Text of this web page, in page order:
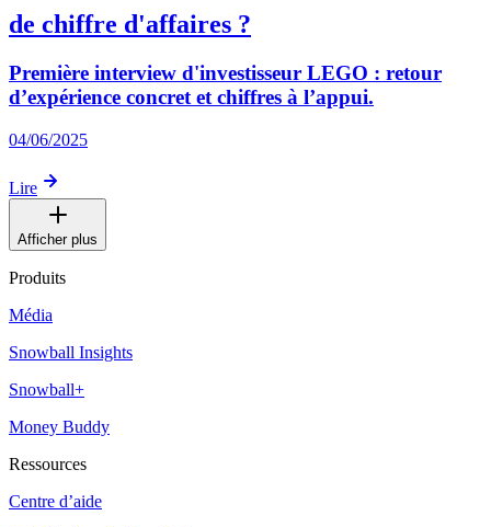
de chiffre d'affaires ?
Première interview d'investisseur LEGO : retour
d’expérience concret et chiffres à l’appui.
04/06/2025
Lire
Afficher plus
Produits
Média
Snowball Insights
Snowball+
Money Buddy
Ressources
Centre d’aide